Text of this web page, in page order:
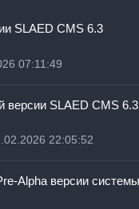
SLAED CMS 6.3
07:11:49
версии SLAED CMS 6.3
22:05:52